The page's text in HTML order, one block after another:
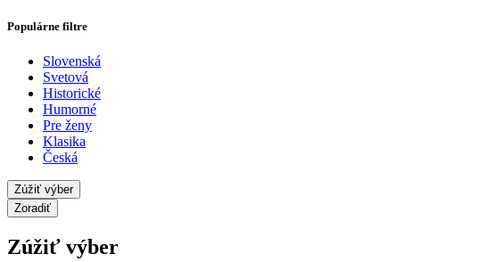
Populárne filtre
Slovenská
Svetová
Historické
Humorné
Pre ženy
Klasika
Česká
Zúžiť výber
Zoradiť
Zúžiť výber